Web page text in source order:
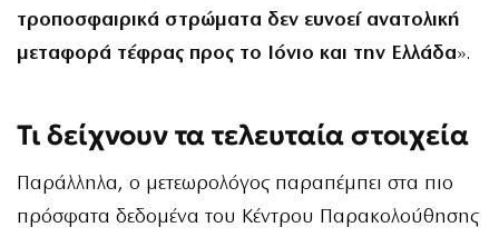
τροποσφαιρικά στρώματα δεν ευνοεί ανατολική
μεταφορά τέφρας προς το Ιόνιο και την Ελλάδα».
Τι δείχνουν τα τελευταία στοιχεία
Παράλληλα, ο μετεωρολόγος παραπέμπει στα πιο
πρόσφατα δεδομένα του Κέντρου Παρακολούθησης